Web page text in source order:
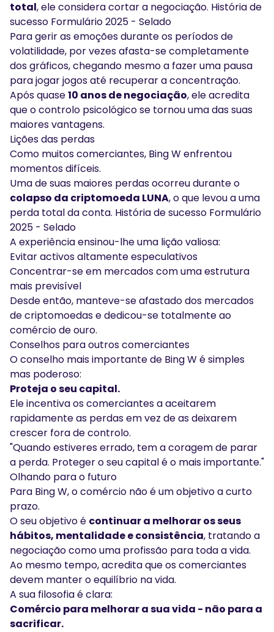
total, ele considera cortar a negociação. História de
sucesso Formulário 2025 - Selado
Para gerir as emoções durante os períodos de
volatilidade, por vezes afasta-se completamente
dos gráficos, chegando mesmo a fazer uma pausa
para jogar jogos até recuperar a concentração.
Após quase10 anos de negociação, ele acredita
que o controlo psicológico se tornou uma das suas
maiores vantagens.
Lições das perdas
Como muitos comerciantes, Bing W enfrentou
momentos difíceis.
Uma de suas maiores perdas ocorreu durante o
colapso da criptomoeda LUNA, o que levou a uma
perda total da conta. História de sucesso Formulário
2025 - Selado
A experiência ensinou-lhe uma lição valiosa:
Evitar activos altamente especulativos
Concentrar-se em mercados com uma estrutura
mais previsível
Desde então, manteve-se afastado dos mercados
de criptomoedas e dedicou-se totalmente ao
comércio de ouro.
Conselhos para outros comerciantes
O conselho mais importante de Bing W é simples
mas poderoso:
Proteja o seu capital.
Ele incentiva os comerciantes a aceitarem
rapidamente as perdas em vez de as deixarem
crescer fora de controlo.
"Quando estiveres errado, tem a coragem de parar
a perda. Proteger o seu capital é o mais importante."
Olhando para o futuro
Para Bing W, o comércio não é um objetivo a curto
prazo.
O seu objetivo é continuar a melhorar os seus
hábitos, mentalidade e consistência, tratando a
negociação como uma profissão para toda a vida.
Ao mesmo tempo, acredita que os comerciantes
devem manter o equilíbrio na vida.
A sua filosofia é clara:
Comércio para melhorar a sua vida - não para a
sacrificar.